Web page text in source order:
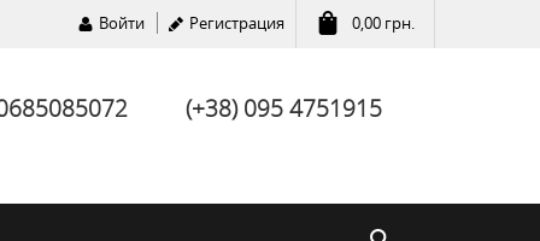
Войти Регистрация 0,00 грн.
(+38) 095 4751915